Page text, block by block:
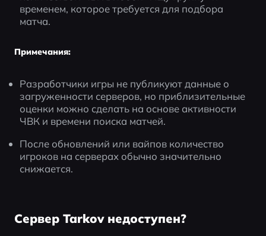
временем, которое требуется для подбора
матча.
Примечания:
Разработчики игры не публикуют данные о
загруженности серверов, но приблизительные
оценки можно сделать на основе активности
ЧВК и времени поиска матчей.
После обновлений или вайпов количество
игроков на серверах обычно значительно
снижается.
Сервер Tarkov недоступен?